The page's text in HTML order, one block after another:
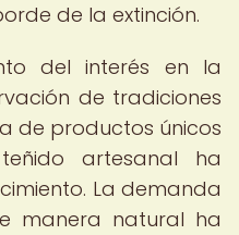
de la extinción.
del interés en la
de tradiciones
de productos únicos
artesanal ha
La demanda
manera natural ha